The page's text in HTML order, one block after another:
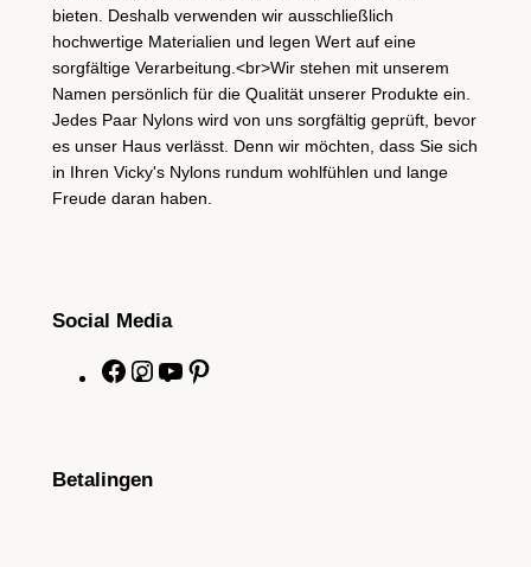
bieten. Deshalb verwenden wir ausschließlich
hochwertige Materialien und legen Wert auf eine
sorgfältige Verarbeitung.<br>Wir stehen mit unserem
Namen persönlich für die Qualität unserer Produkte ein.
Jedes Paar Nylons wird von uns sorgfältig geprüft, bevor
es unser Haus verlässt. Denn wir möchten, dass Sie sich
in Ihren Vicky's Nylons rundum wohlfühlen und lange
Freude daran haben.
Social Media
F
b
I
Y
Betalingen